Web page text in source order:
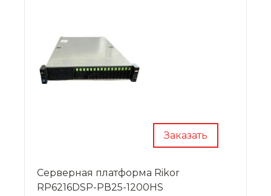
Заказать
Cерверная платформа Rikor
RP6216DSP-PВ25-1200HS